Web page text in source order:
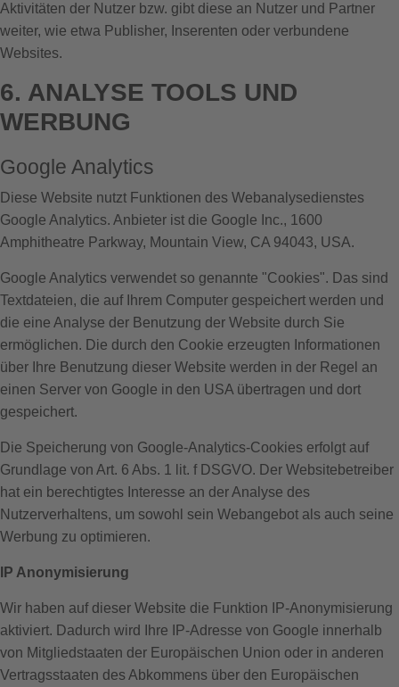
Aktivitäten der Nutzer bzw. gibt diese an Nutzer und Partner
weiter, wie etwa Publisher, Inserenten oder verbundene
Websites.
6. ANALYSE TOOLS UND
WERBUNG
Google Analytics
Diese Website nutzt Funktionen des Webanalysedienstes
Google Analytics. Anbieter ist die Google Inc., 1600
Amphitheatre Parkway, Mountain View, CA 94043, USA.
Google Analytics verwendet so genannte "Cookies". Das sind
Textdateien, die auf Ihrem Computer gespeichert werden und
die eine Analyse der Benutzung der Website durch Sie
ermöglichen. Die durch den Cookie erzeugten Informationen
über Ihre Benutzung dieser Website werden in der Regel an
einen Server von Google in den USA übertragen und dort
gespeichert.
Die Speicherung von Google-Analytics-Cookies erfolgt auf
Grundlage von Art. 6 Abs. 1 lit. f DSGVO. Der Websitebetreiber
hat ein berechtigtes Interesse an der Analyse des
Nutzerverhaltens, um sowohl sein Webangebot als auch seine
Werbung zu optimieren.
IP Anonymisierung
Wir haben auf dieser Website die Funktion IP-Anonymisierung
aktiviert. Dadurch wird Ihre IP-Adresse von Google innerhalb
von Mitgliedstaaten der Europäischen Union oder in anderen
Vertragsstaaten des Abkommens über den Europäischen